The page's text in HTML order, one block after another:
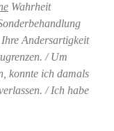
Wahrheit
Andersartigkeit
/ Um
konnte ich damals
/ Ich habe